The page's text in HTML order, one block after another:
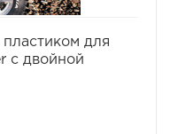
для
с двойной